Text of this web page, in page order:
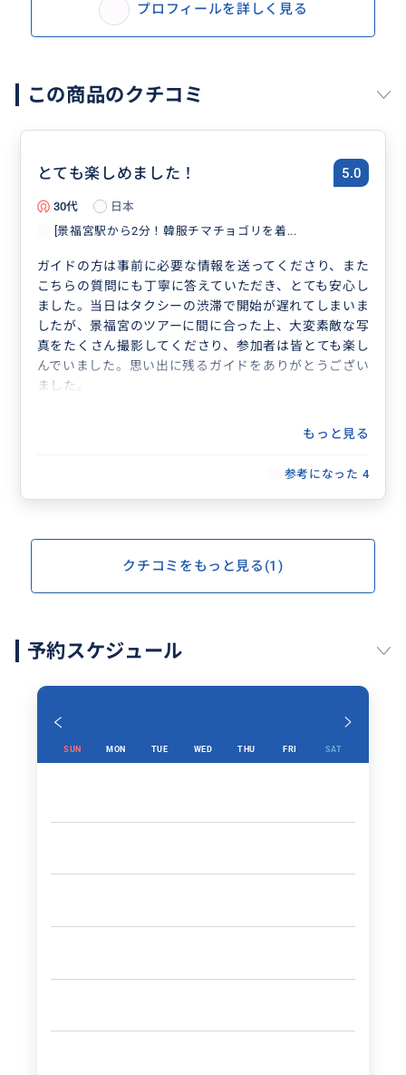
プロフィールを詳しく見る
この商品のクチコミ
とても楽しめました！ 5.0
30代
日本
[景福宮駅から2分！韓服チマチョゴリを着...
ガイドの方は事前に必要な情報を送ってくださり、また
こちらの質問にも丁寧に答えていただき、とても安心し
ました。当日はタクシーの渋滞で開始が遅れてしまいま
したが、景福宮のツアーに間に合った上、大変素敵な写
真をたくさん撮影してくださり、参加者は皆とても楽し
んでいました。思い出に残るガイドをありがとうござい
ました。
もっと見る
参考になった 4
クチコミをもっと見る(1)
予約スケジュール
SUN MON TUE WED THU FRI SAT